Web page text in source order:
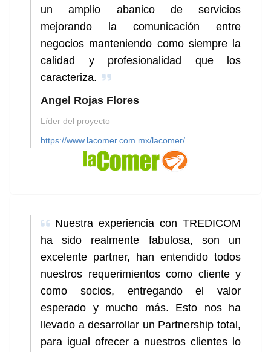
un amplio abanico de servicios
mejorando la comunicación entre
negocios manteniendo como siempre la
calidad y profesionalidad que los
caracteriza.
Angel Rojas Flores
Líder del proyecto
https://www.lacomer.com.mx/lacomer/
Nuestra experiencia con TREDICOM
ha sido realmente fabulosa, son un
excelente partner, han entendido todos
nuestros requerimientos como cliente y
como socios, entregando el valor
esperado y mucho más. Esto nos ha
llevado a desarrollar un Partnership total,
para igual ofrecer a nuestros clientes lo